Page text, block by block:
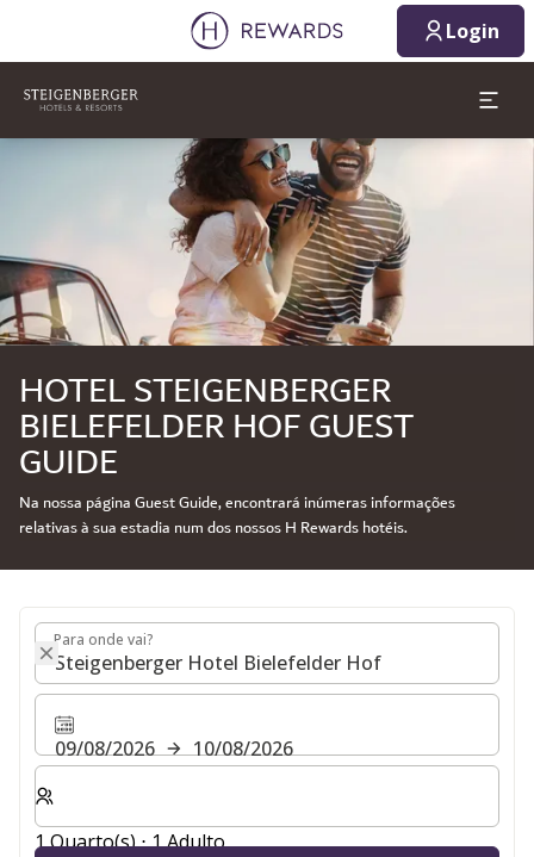
Login
Diapositivo 1 de 1
HOTEL STEIGENBERGER
BIELEFELDER HOF GUEST
GUIDE
Na nossa página Guest Guide, encontrará inúmeras informações
relativas à sua estadia num dos nossos H Rewards hotéis.
10/08/2026
1 Quarto(s) ⋅ 1 Adulto
Para onde vai?
Para onde vai?
09/08/2026
10/08/2026
Selecionar o número de quartos e de hóspedes para a
1 Quarto(s) ⋅ 1 Adulto